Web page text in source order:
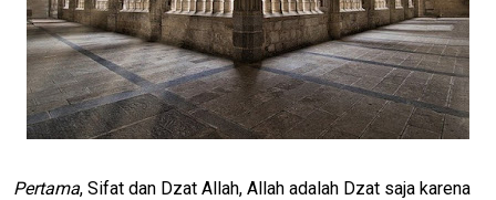
Pertama, Sifat dan Dzat Allah, Allah adalah Dzat saja karena